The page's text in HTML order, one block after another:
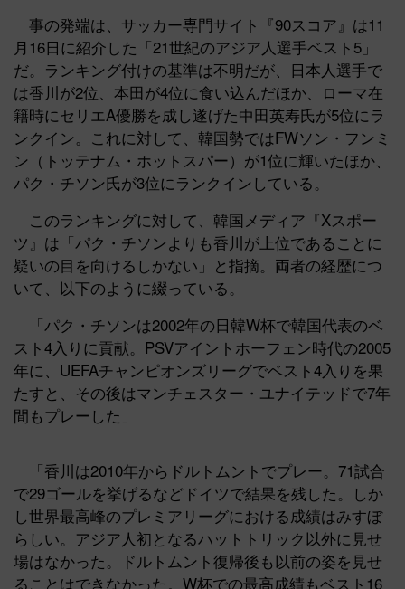
事の発端は、サッカー専門サイト『90スコア』は11
月16日に紹介した「21世紀のアジア人選手ベスト5」
だ。ランキング付けの基準は不明だが、日本人選手で
は香川が2位、本田が4位に食い込んだほか、ローマ在
籍時にセリエA優勝を成し遂げた中田英寿氏が5位にラ
ンクイン。これに対して、韓国勢ではFWソン・フンミ
ン（トッテナム・ホットスパー）が1位に輝いたほか、
パク・チソン氏が3位にランクインしている。
このランキングに対して、韓国メディア『Xスポー
ツ』は「パク・チソンよりも香川が上位であることに
疑いの目を向けるしかない」と指摘。両者の経歴につ
いて、以下のように綴っている。
「パク・チソンは2002年の日韓W杯で韓国代表のベ
スト4入りに貢献。PSVアイントホーフェン時代の2005
年に、UEFAチャンピオンズリーグでベスト4入りを果
たすと、その後はマンチェスター・ユナイテッドで7年
間もプレーした」
「香川は2010年からドルトムントでプレー。71試合
で29ゴールを挙げるなどドイツで結果を残した。しか
し世界最高峰のプレミアリーグにおける成績はみすぼ
らしい。アジア人初となるハットトリック以外に見せ
場はなかった。ドルトムント復帰後も以前の姿を見せ
ることはできなかった。W杯での最高成績もベスト16